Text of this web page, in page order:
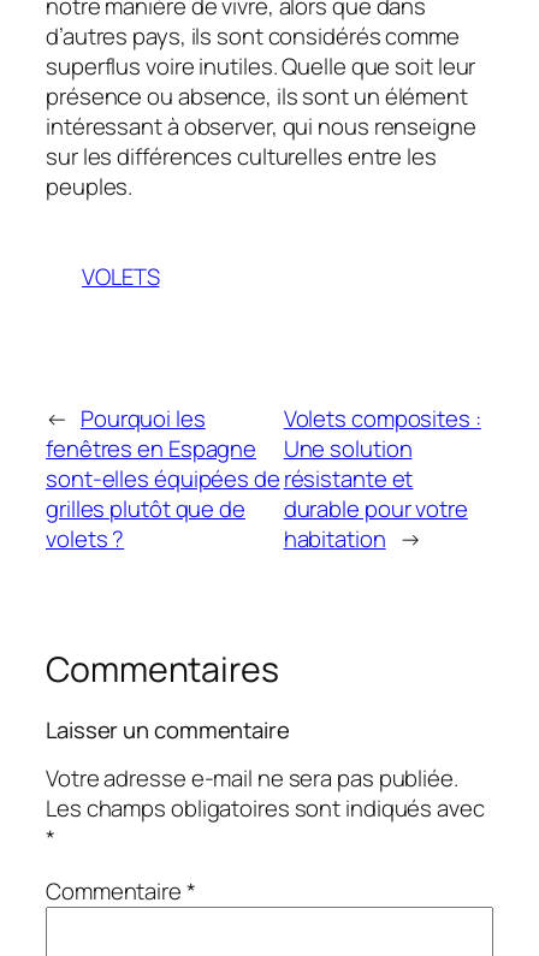
notre manière de vivre, alors que dans
d’autres pays, ils sont considérés comme
superflus voire inutiles. Quelle que soit leur
présence ou absence, ils sont un élément
intéressant à observer, qui nous renseigne
sur les différences culturelles entre les
peuples.
VOLETS
← Pourquoi les
fenêtres en Espagne
sont-elles équipées de
grilles plutôt que de
volets ?
Volets composites :
Une solution
résistante et
durable pour votre
habitation →
Commentaires
Laisser un commentaire
Votre adresse e-mail ne sera pas publiée.
Les champs obligatoires sont indiqués avec
*
Commentaire*